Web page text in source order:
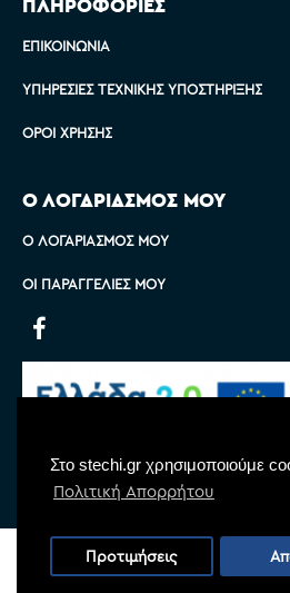
Στο stechi.gr χρησιμοποιούμε
Πολιτική Απορρήτου
Προτιμήσεις
ΕΠΙΚΟΙΝΩΝΊΑ
ΥΠΗΡΕΣΊΕΣ ΤΕΧΝΙΚΉΣ ΥΠΟΣΤΉΡΙΞΗΣ
ΌΡΟΙ ΧΡΉΣΗΣ
Ο ΛΟΓΑΡΙΑΣΜΟΣ ΜΟΥ
Ο ΛΟΓΑΡΙΑΣΜΌΣ ΜΟΥ
ΟΙ ΠΑΡΑΓΓΕΛΊΕΣ ΜΟΥ
Copyright © 2022 Stechi, All
Powered by